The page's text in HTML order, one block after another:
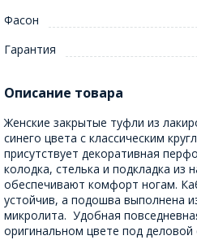
Фасон
Гарантия
Описание товара
Женские закрытые туфли из
синего цвета с классическим
присутствует декоративная
колодка, стелька и подкладка из
обеспечивают комфорт ногам.
устойчив, а подошва выполнена
микролита. Удобная
оригинальном цвете под